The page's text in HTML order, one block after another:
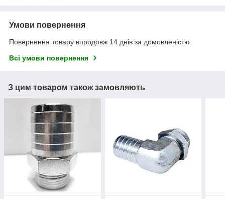
Умови повернення
Повернення товару впродовж 14 днів за домовленістю
Всі умови повернення
З цим товаром також замовляють